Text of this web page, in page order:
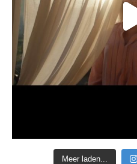
Meer laden...